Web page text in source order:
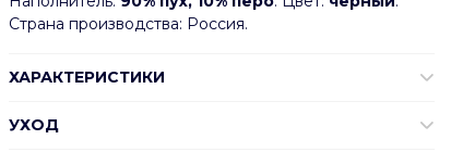
Страна производства: Россия.
ХАРАКТЕРИСТИКИ
УХОД